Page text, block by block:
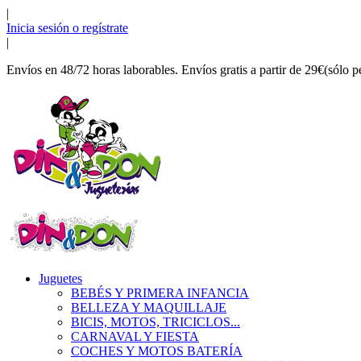
|
Inicia sesión o regístrate
|
Envíos en 48/72 horas laborables. Envíos gratis a partir de 29€(sólo
Juguetes
BEBÉS Y PRIMERA INFANCIA
BELLEZA Y MAQUILLAJE
BICIS, MOTOS, TRICICLOS...
CARNAVAL Y FIESTA
COCHES Y MOTOS BATERÍA